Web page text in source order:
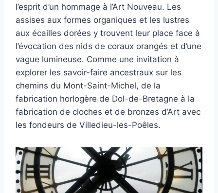
l’esprit d’un hommage à l’Art Nouveau. Les
assises aux formes organiques et les lustres
aux écailles dorées y trouvent leur place face à
l’évocation des nids de coraux orangés et d’une
vague lumineuse. Comme une invitation à
explorer les savoir-faire ancestraux sur les
chemins du Mont-Saint-Michel, de la
fabrication horlogère de Dol-de-Bretagne à la
fabrication de cloches et de bronzes d’Art avec
les fondeurs de Villedieu-les-Poêles.